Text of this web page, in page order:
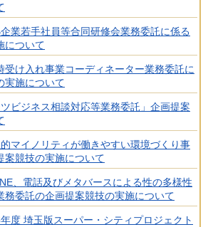
業若手社員等合同研修会業務委託に係る
について
受け入れ事業コーディネーター業務委託に
実施について
ツビジネス相談対応等業務委託」企画提案
マイノリティが働きやすい環境づくり事
案競技の実施について
、電話及びメタバースによる性の多様性
務委託の企画提案競技の実施について
年度 埼玉版スーパー・シティプロジェクト